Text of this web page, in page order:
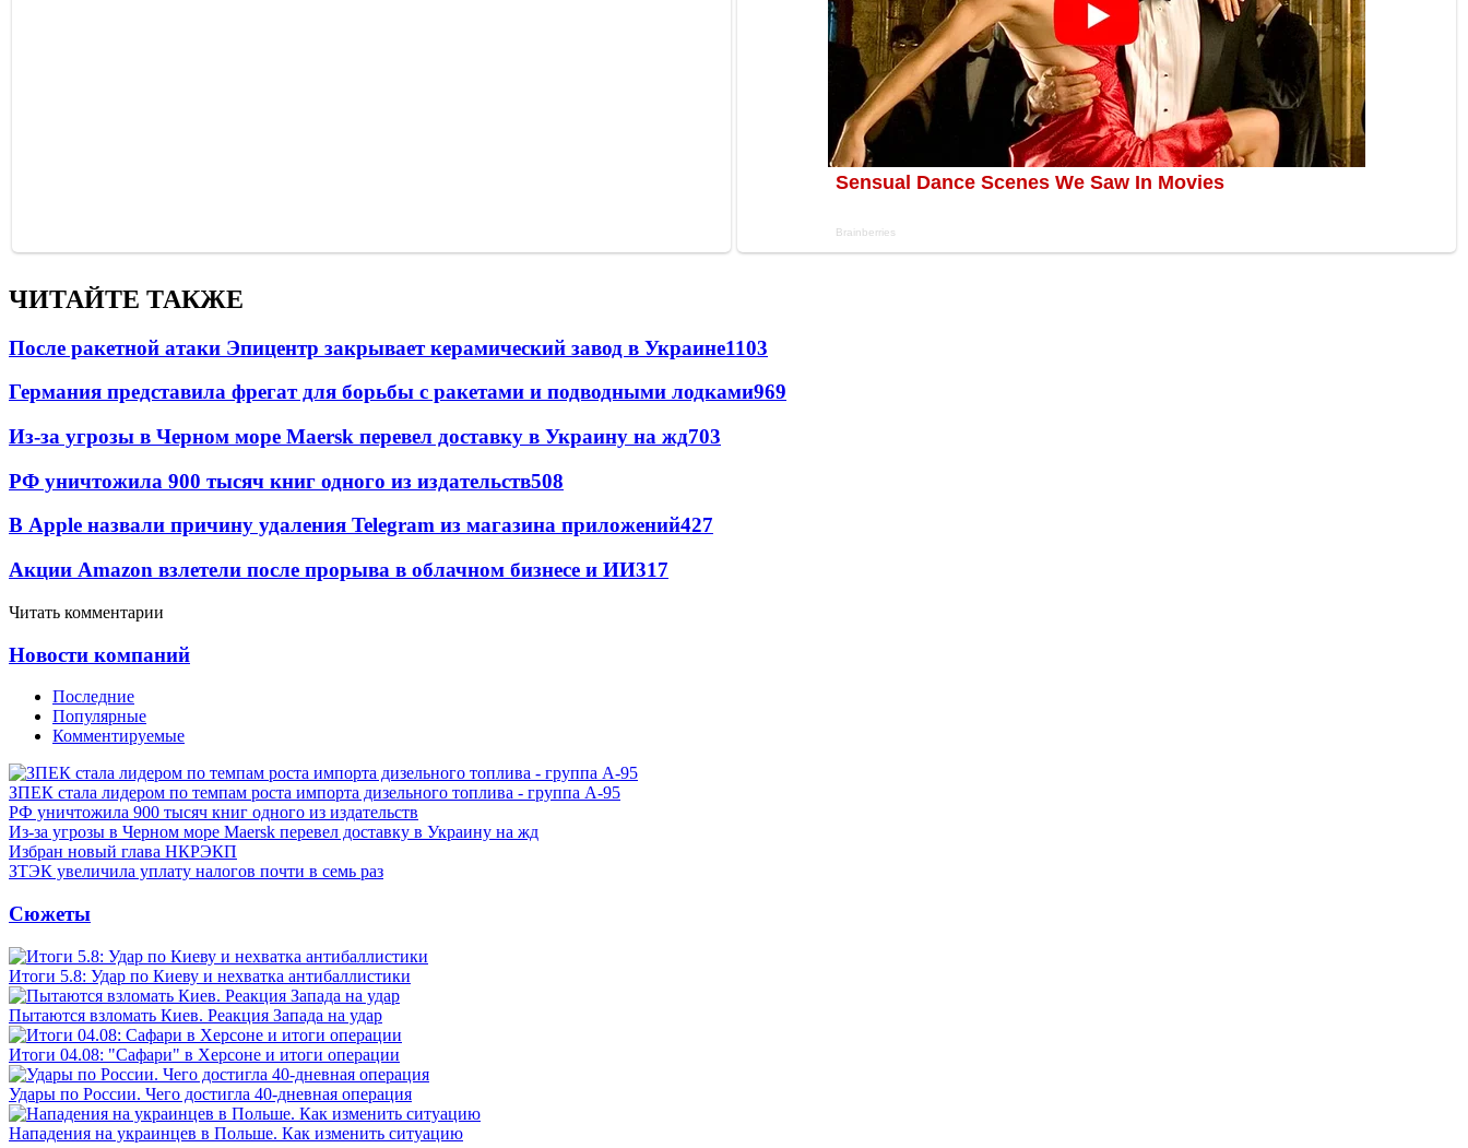
ЧИТАЙТЕ ТАКЖЕ
После ракетной атаки Эпицентр закрывает керамический завод в Украине1103
Германия представила фрегат для борьбы с ракетами и подводными лодками969
Из-за угрозы в Черном море Maersk перевел доставку в Украину на жд703
РФ уничтожила 900 тысяч книг одного из издательств508
В Apple назвали причину удаления Telegram из магазина приложений427
Акции Amazon взлетели после прорыва в облачном бизнесе и ИИ317
Читать комментарии
Новости компаний
Последние
Популярные
Комментируемые
ЗПЕК стала лидером по темпам роста импорта дизельного топлива - группа А-95
РФ уничтожила 900 тысяч книг одного из издательств
Из-за угрозы в Черном море Maersk перевел доставку в Украину на жд
Избран новый глава НКРЭКП
ЗТЭК увеличила уплату налогов почти в семь раз
Сюжеты
Итоги 5.8: Удар по Киеву и нехватка антибаллистики
Пытаются взломать Киев. Реакция Запада на удар
Итоги 04.08: "Сафари" в Херсоне и итоги операции
Удары по России. Чего достигла 40-дневная операция
Нападения на украинцев в Польше. Как изменить ситуацию